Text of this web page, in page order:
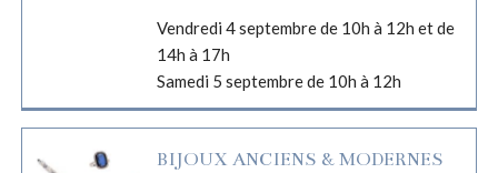
Vendredi 4 septembre de 10h à 12h et de
14h à 17h
Samedi 5 septembre de 10h à 12h
BIJOUX ANCIENS & MODERNES